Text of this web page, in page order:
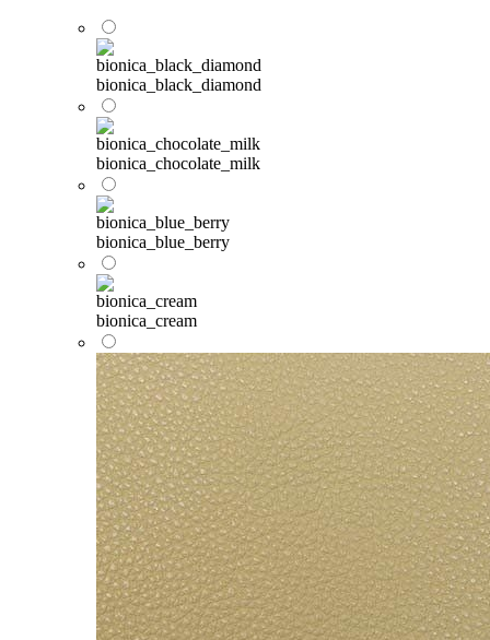
bionica_black_diamond
bionica_chocolate_milk
bionica_blue_berry
bionica_cream